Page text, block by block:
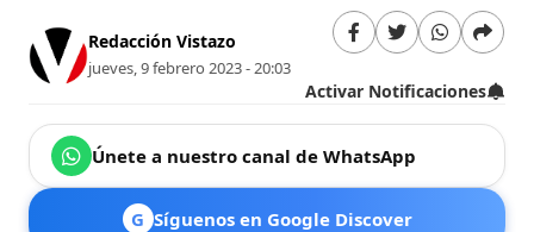
Redacción Vistazo
jueves, 9 febrero 2023 - 20:03
Activar Notificaciones
Únete a nuestro canal de WhatsApp
G Síguenos en Google Discover